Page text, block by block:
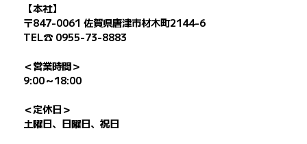
【本社】
〒847-0061 佐賀県唐津市材木町2144-6
TEL☎ 0955-73-8883
＜営業時間＞
9:00～18:00
＜定休日＞
土曜日、日曜日、祝日